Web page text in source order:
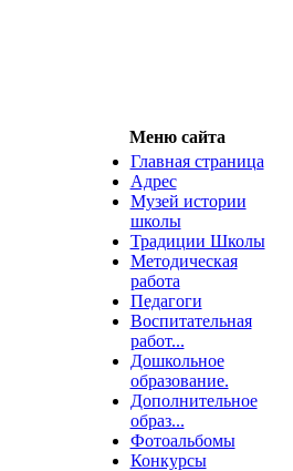
Меню сайта
Главная страница
Адрес
Музей истории
школы
Традиции Школы
Методическая
работа
Педагоги
Воспитательная
работ...
Дошкольное
образование.
Дополнительное
образ...
Фотоальбомы
Конкурсы